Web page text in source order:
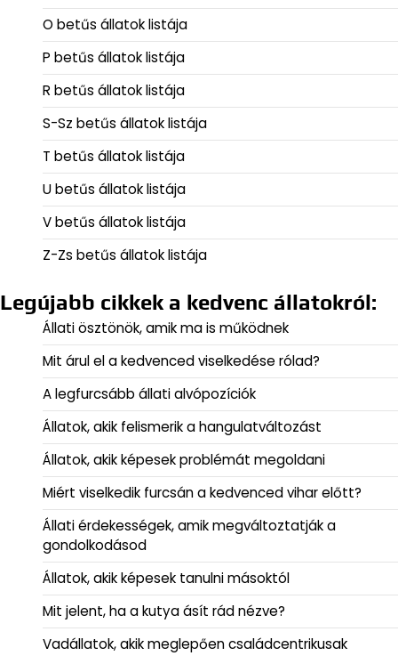
O betűs állatok listája
P betűs állatok listája
R betűs állatok listája
S-Sz betűs állatok listája
T betűs állatok listája
U betűs állatok listája
V betűs állatok listája
Z-Zs betűs állatok listája
Legújabb cikkek a kedvenc állatokról:
Állati ösztönök, amik ma is működnek
Mit árul el a kedvenced viselkedése rólad?
A legfurcsább állati alvópozíciók
Állatok, akik felismerik a hangulatváltozást
Állatok, akik képesek problémát megoldani
Miért viselkedik furcsán a kedvenced vihar előtt?
Állati érdekességek, amik megváltoztatják a
gondolkodásod
Állatok, akik képesek tanulni másoktól
Mit jelent, ha a kutya ásít rád nézve?
Vadállatok, akik meglepően családcentrikusak